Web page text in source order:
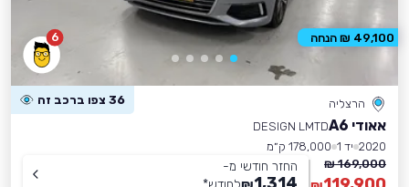
6
הרצליה 36 צפו ברכב זה
אאודי A6
DESIGN LMTD
2020 יד 1
178,000 ק״מ
169,000 ₪
החזר חודשי מ-
49,100 ₪ הנחה